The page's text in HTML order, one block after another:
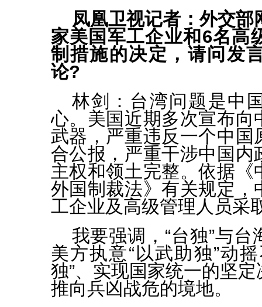
凤凰卫视记者：外交部
家美国军工企业和6名高
制措施的决定，请问发
论?
林剑： 台湾问题是中
心。美国近期多次宣布向
武器，严重违反一个中国
合公报，严重干涉中国内
主权和领土完整。依据《
外国制裁法》有关规定，
工企业及高级管理人员采
我要强调，“台独”与
美方执意“以武助独”动
独”、实现国家统一的坚
推向兵凶战危的境地。